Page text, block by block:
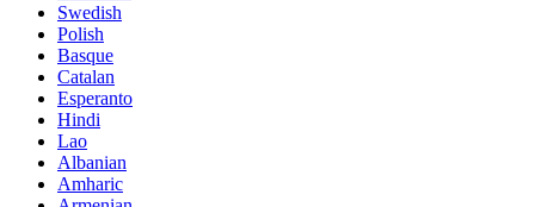
Swedish
Polish
Basque
Catalan
Esperanto
Hindi
Lao
Albanian
Amharic